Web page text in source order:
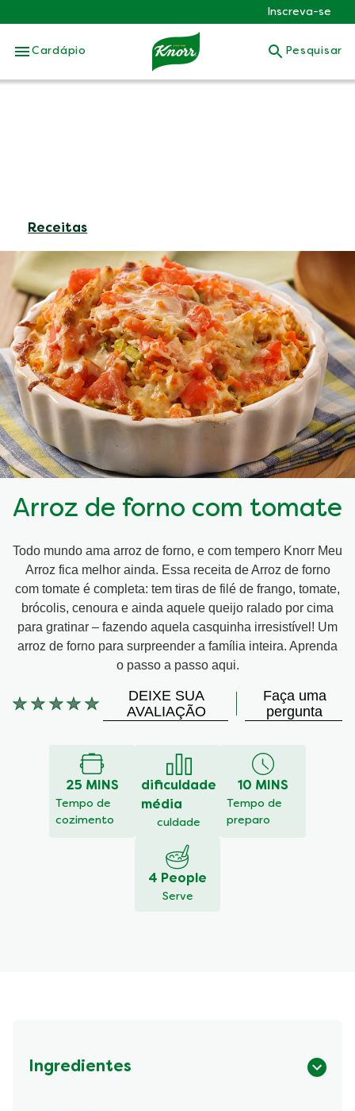
Skip to:
Inscreva-se
Cardápio Pesquisar
Receitas
Arroz de forno com tomate
Todo mundo ama arroz de forno, e com tempero Knorr Meu
Arroz fica melhor ainda. Essa receita de Arroz de forno
com tomate é completa: tem tiras de filé de frango, tomate,
brócolis, cenoura e ainda aquele queijo ralado por cima
para gratinar – fazendo aquela casquinha irresistível! Um
arroz de forno para surpreender a família inteira. Aprenda
o passo a passo aqui.
Nenhuma
DEIXE SUA
AVALIAÇÃO
Faça uma
pergunta
25 MINS
Tempo de
cozimento
dificuldade
média
culdade
10 MINS
Tempo de
preparo
4 People
Serve
Ingredientes